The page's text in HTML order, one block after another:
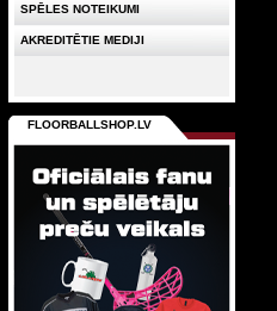
SPĒLES NOTEIKUMI
AKREDITĒTIE MEDIJI
FLOORBALLSHOP.LV